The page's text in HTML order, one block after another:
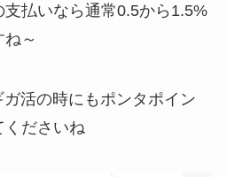
払いなら通常0.5から1.5%
～
活の時にもポンタポイン
くださいね